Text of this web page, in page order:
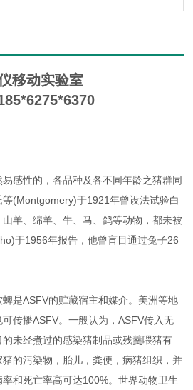
移动实验室
感性的，各品种及各不同年龄之猪群同
(Montgomery)于1921年曾设法试验白
羊、绵羊、牛、马、鸽等动物，都未被
于1956年报告，他曾盲目通过兔子26
是ASFV的贮藏宿主和媒介。美洲等地
传播ASFV。一般认为，ASFV传入无
未经煮过的感染猪制品或残羹喂猪有
的污染物，胎儿，粪便，病猪组织，并
和死亡率高可达100%。世界动物卫生